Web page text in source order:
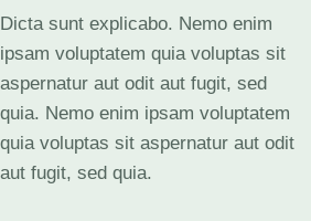
Dicta sunt explicabo. Nemo enim
ipsam voluptatem quia voluptas sit
aspernatur aut odit aut fugit, sed
quia. Nemo enim ipsam voluptatem
quia voluptas sit aspernatur aut odit
aut fugit, sed quia.